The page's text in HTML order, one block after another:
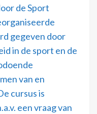
de Sport
gegeven door
in de sport en de
van en
cursus is
een vraag van